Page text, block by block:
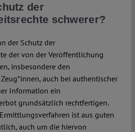
der
schwerer?
der Schutz der
der von der Veröffentlichung
insbesondere den
auch bei authentischer
Information ein
grundsätzlich rechtfertigen.
ist aus guten
auch um die hiervon